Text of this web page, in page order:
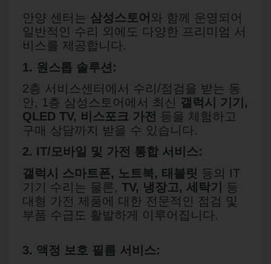
안양 센터는 삼성스토어 와 함께 운영되어
일반적인 수리 외에도 다양한 프리미엄 서
비스를 제공합니다.
1. 원스톱 솔루션:
2층 서비스센터에서 수리/점검을 받는 동
안, 1층 삼성스토어에서 최신 갤럭시 기기,
QLED TV, 비스포크 가전 등을 체험하고
구매 상담까지 받을 수 있습니다.
2. IT/모바일 및 가전 통합 서비스:
갤럭시 스마트폰, 노트북, 태블릿 등의 IT
기기 수리는 물론, TV, 냉장고, 세탁기
등
대형 가전 제품에 대한 전문적인 점검 및
부품 수급도 활발하게 이루어집니다.
3. 액정 보호 필름 서비스: